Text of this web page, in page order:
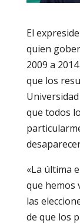
El
quien
2009 a
que los
que todos
«La última
que hemos
las
de que los